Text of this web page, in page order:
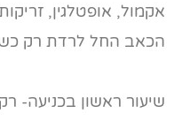
אקמול, אופטלגין,
הכאב החל לרדת רק
שיעור ראשון בכניעה-